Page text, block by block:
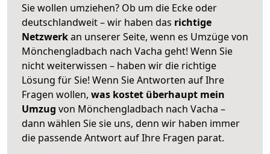
Sie wollen umziehen? Ob um die Ecke oder
deutschlandweit – wir haben das richtige
Netzwerkan unserer Seite, wenn es Umzüge von
Mönchengladbach nach Vacha geht! Wenn Sie
nicht weiterwissen – haben wir die richtige
Lösung für Sie! Wenn Sie Antworten auf Ihre
Fragen wollen, was kostet überhaupt mein
Umzug von Mönchengladbach nach Vacha –
dann wählen Sie sie uns, denn wir haben immer
die passende Antwort auf Ihre Fragen parat.